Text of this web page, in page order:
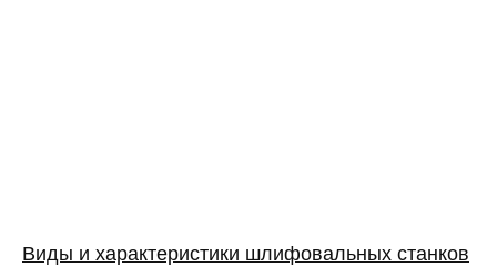
Виды и характеристики шлифовальных станков